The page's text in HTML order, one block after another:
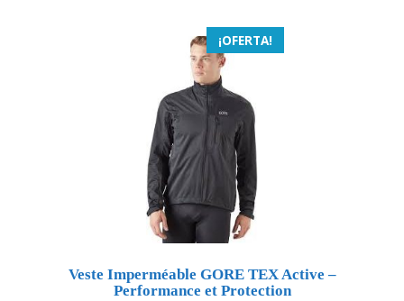
¡OFERTA!
Veste Imperméable GORE TEX Active –
Performance et Protection